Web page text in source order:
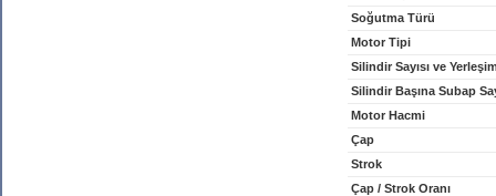
Soğutma Türü
Motor Tipi
Silindir Sayısı ve
Silindir Başına Subap
Motor Hacmi
Çap
Strok
Çap / Strok Oranı